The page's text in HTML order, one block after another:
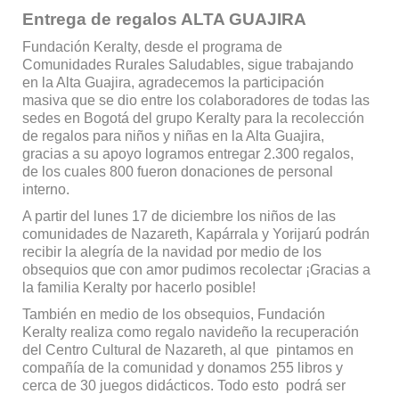
Entrega de regalos ALTA GUAJIRA
Fundación Keralty, desde el programa de
Comunidades Rurales Saludables, sigue trabajando
en la Alta Guajira, agradecemos la participación
masiva que se dio entre los colaboradores de todas las
sedes en Bogotá del grupo Keralty para la recolección
de regalos para niños y niñas en la Alta Guajira,
gracias a su apoyo logramos entregar 2.300 regalos,
de los cuales 800 fueron donaciones de personal
interno.
A partir del lunes 17 de diciembre los niños de las
comunidades de Nazareth, Kapárrala y Yorijarú podrán
recibir la alegría de la navidad por medio de los
obsequios que con amor pudimos recolectar ¡Gracias a
la familia Keralty por hacerlo posible!
También en medio de los obsequios, Fundación
Keralty realiza como regalo navideño la recuperación
del Centro Cultural de Nazareth, al que pintamos en
compañía de la comunidad y donamos 255 libros y
cerca de 30 juegos didácticos. Todo esto podrá ser